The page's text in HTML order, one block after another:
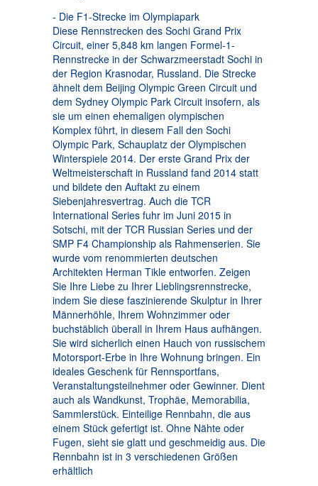
- Die F1-Strecke im Olympiapark
Diese Rennstrecken des Sochi Grand Prix
Circuit, einer 5,848 km langen Formel-1-
Rennstrecke in der Schwarzmeerstadt Sochi in
der Region Krasnodar, Russland. Die Strecke
ähnelt dem Beijing Olympic Green Circuit und
dem Sydney Olympic Park Circuit insofern, als
sie um einen ehemaligen olympischen
Komplex führt, in diesem Fall den Sochi
Olympic Park, Schauplatz der Olympischen
Winterspiele 2014. Der erste Grand Prix der
Weltmeisterschaft in Russland fand 2014 statt
und bildete den Auftakt zu einem
Siebenjahresvertrag. Auch die TCR
International Series fuhr im Juni 2015 in
Sotschi, mit der TCR Russian Series und der
SMP F4 Championship als Rahmenserien. Sie
wurde vom renommierten deutschen
Architekten Herman Tikle entworfen. Zeigen
Sie Ihre Liebe zu Ihrer Lieblingsrennstrecke,
indem Sie diese faszinierende Skulptur in Ihrer
Männerhöhle, Ihrem Wohnzimmer oder
buchstäblich überall in Ihrem Haus aufhängen.
Sie wird sicherlich einen Hauch von russischem
Motorsport-Erbe in Ihre Wohnung bringen. Ein
ideales Geschenk für Rennsportfans,
Veranstaltungsteilnehmer oder Gewinner. Dient
auch als Wandkunst, Trophäe, Memorabilia,
Sammlerstück. Einteilige Rennbahn, die aus
einem Stück gefertigt ist. Ohne Nähte oder
Fugen, sieht sie glatt und geschmeidig aus. Die
Rennbahn ist in 3 verschiedenen Größen
erhältlich